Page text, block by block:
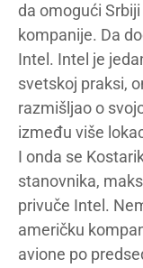
da omogući
kompanije. Da
Intel. Intel je
svetskoj praksi,
razmišljao o
između više
I onda se
stanovnika,
privuče Intel.
američku
avione po